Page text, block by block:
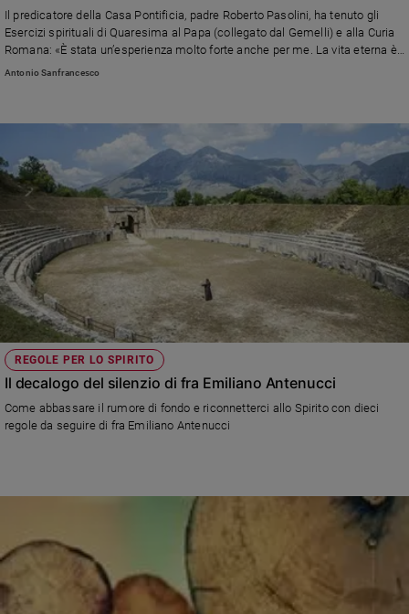
Ambiente
e
Creato
valore
Caso
della
settimana
Migranti
Diversità
e
inclusione
Costume
Cultura
spettacoli
streaming
Il predicatore della Casa Pontificia, padre Roberto Pasolini, ha tenuto gli
Esercizi spirituali di Quaresima al Papa (collegato dal Gemelli) e alla Curia
Romana: «È stata un’esperienza molto forte anche per me. La vita eterna è
un diritto, oltre che un dovere, che noi potremmo prenderci il lusso di
Antonio Sanfrancesco
REGOLE PER LO SPIRITO
Il decalogo del silenzio di fra Emiliano Antenucci
Come abbassare il rumore di fondo e riconnetterci allo Spirito con dieci
regole da seguire di fra Emiliano Antenucci